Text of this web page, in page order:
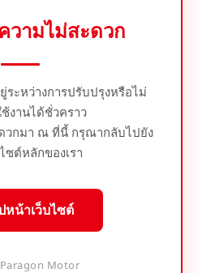
วามไม่สะดวก
ะหว่างการปรับปรุงหรือไม่
งานได้ชั่วคราว
วกมา ณ ที่นี้ กรุณากลับไปยัง
ซต์หลักของเรา
หน้าเว็บไซต์
Motor